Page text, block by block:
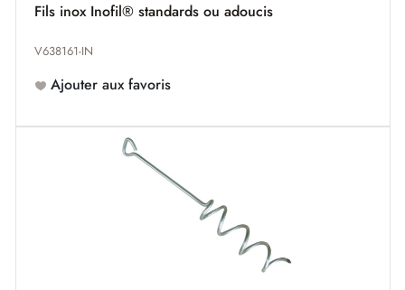
Fils inox Inofil® standards ou adoucis
V638161-IN
Ajouter aux favoris